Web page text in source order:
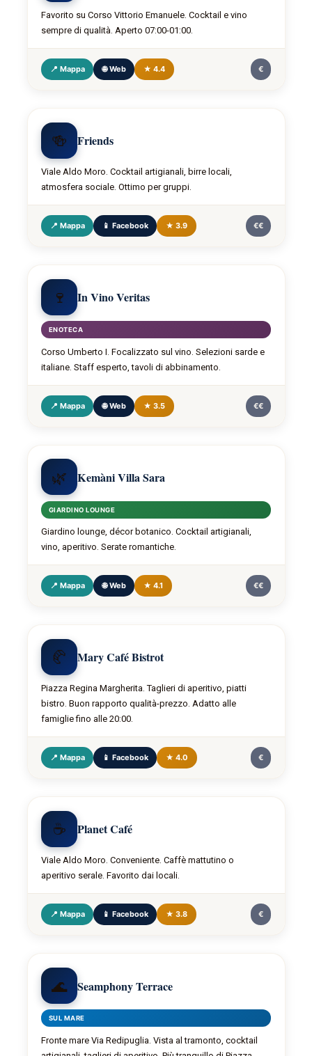
Favorito su Corso Vittorio Emanuele. Cocktail e vino
sempre di qualità. Aperto 07:00-01:00.
📍 Mappa 🌐 Web ★ 4.4 €
🍻 Friends
Viale Aldo Moro. Cocktail artigianali, birre locali,
atmosfera sociale. Ottimo per gruppi.
📍 Mappa 📱 Facebook ★ 3.9 €€
🍷 In Vino Veritas
ENOTECA
Corso Umberto I. Focalizzato sul vino. Selezioni sarde e
italiane. Staff esperto, tavoli di abbinamento.
📍 Mappa 🌐 Web ★ 3.5 €€
🌿 Kemàni Villa Sara
GIARDINO LOUNGE
Giardino lounge, décor botanico. Cocktail artigianali,
vino, aperitivo. Serate romantiche.
📍 Mappa 🌐 Web ★ 4.1 €€
🥐 Mary Café Bistrot
Piazza Regina Margherita. Taglieri di aperitivo, piatti
bistro. Buon rapporto qualità-prezzo. Adatto alle
famiglie fino alle 20:00.
📍 Mappa 📱 Facebook ★ 4.0 €
☕ Planet Café
Viale Aldo Moro. Conveniente. Caffè mattutino o
aperitivo serale. Favorito dai locali.
📍 Mappa 📱 Facebook ★ 3.8 €
🌊 Seamphony Terrace
SUL MARE
Fronte mare Via Redipuglia. Vista al tramonto, cocktail